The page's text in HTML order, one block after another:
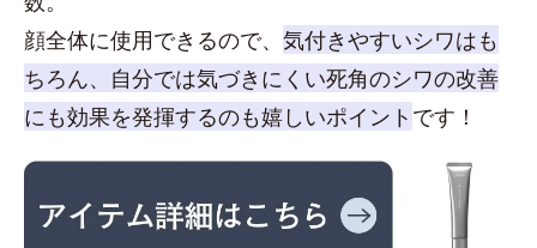
顔全体に使用できるので、 気付きやすいシワはも
ちろん、自分では気づきにくい死角のシワの改善
にも効果を発揮するのも嬉しいポイント です！